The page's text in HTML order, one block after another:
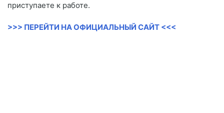
приступаете к работе.
>>> ПЕРЕЙТИ НА ОФИЦИАЛЬНЫЙ САЙТ <<<